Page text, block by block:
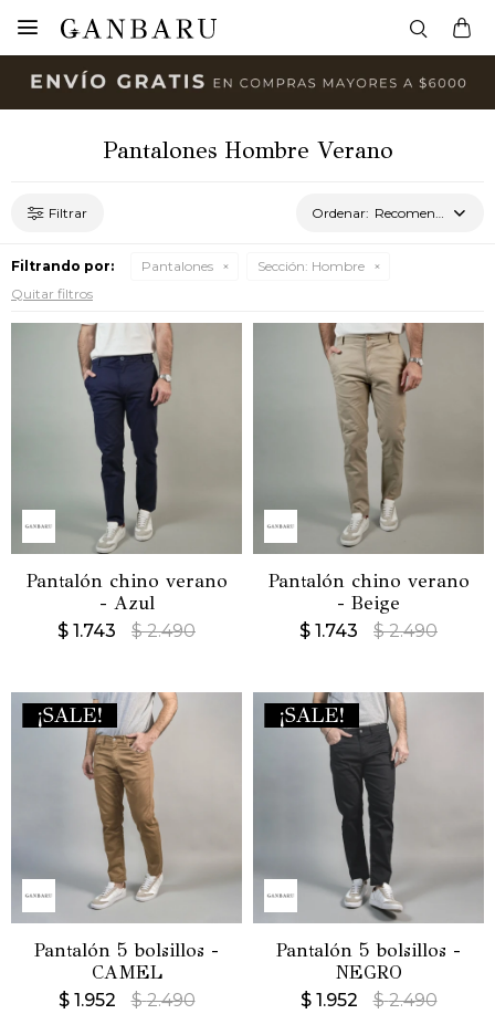

Pantalones Hombre Verano
Recomendados
Filtrando por: Pantalones Sección: Hombre
Quitar filtros
Pantalón chino verano
- Azul
$ 1.743 $ 2.490
Pantalón chino verano
- Beige
$ 1.743 $ 2.490
Pantalón 5 bolsillos -
CAMEL
$ 1.952 $ 2.490
Pantalón 5 bolsillos -
NEGRO
$ 1.952 $ 2.490